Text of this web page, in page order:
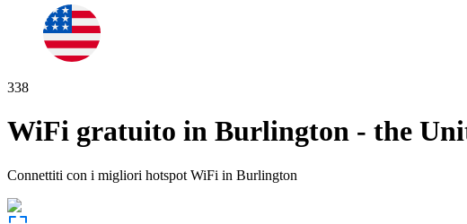
338
WiFi gratuito in Burlington - the
Connettiti con i migliori hotspot WiFi in Burlington